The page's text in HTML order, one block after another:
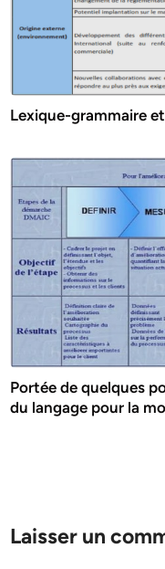
Lexique-grammaire
Portée de quelques
du langage pour la
Laisser un